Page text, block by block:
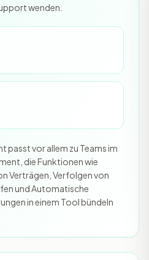
wenden.
passt vor allem zu Teams im
die Funktionen wie
Verträgen, Verfolgen von
und Automatische
in einem Tool bündeln